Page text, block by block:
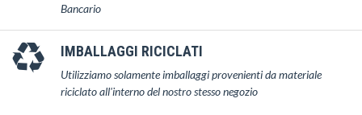
Bancario
IMBALLAGGI RICICLATI
Utilizziamo solamente imballaggi provenienti da materiale
riciclato all'interno del nostro stesso negozio